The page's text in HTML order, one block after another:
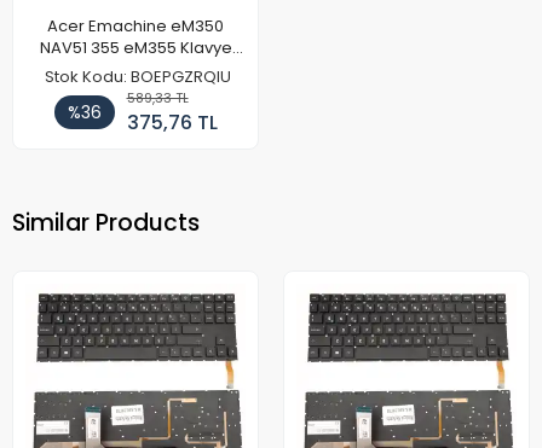
Acer Emachine eM350
NAV51 355 eM355 Klavye
Tuş Takımı Siyah
Stok Kodu: BOEPGZRQIU
%36
589,33 TL
375,76 TL
Similar Products